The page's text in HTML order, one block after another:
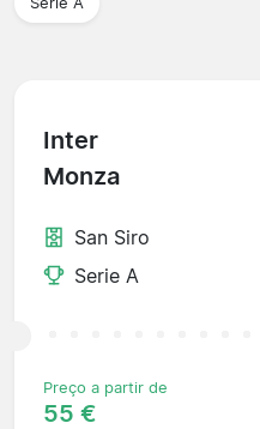
Inter
Monza
San Siro
Serie A
Preço a partir de
55 €